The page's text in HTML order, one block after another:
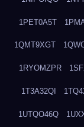
1PET0A5T
1QMT9XGT
1RYOMZPR
1T3A32QI
1UTQO46Q